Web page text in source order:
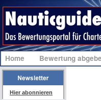
Home Bewertung
Hier abonnieren